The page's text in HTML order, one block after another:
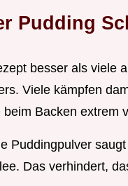
Pudding
besser als viele
Viele kämpfen
Backen extrem
Puddingpulver
Das verhindert,